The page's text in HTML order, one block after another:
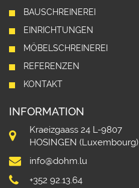
BAUSCHREINEREI
EINRICHTUNGEN
MÖBELSCHREINEREI
REFERENZEN
KONTAKT
INFORMATION
Kraeizgaass 24 L-9807
HOSINGEN (Luxembourg)
info@dohm.lu
+352 92.13.64